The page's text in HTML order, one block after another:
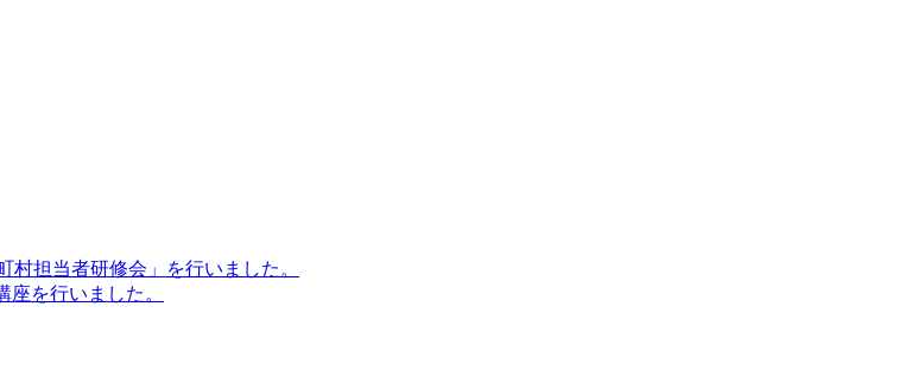
担当者研修会」を行いました。
を行いました。